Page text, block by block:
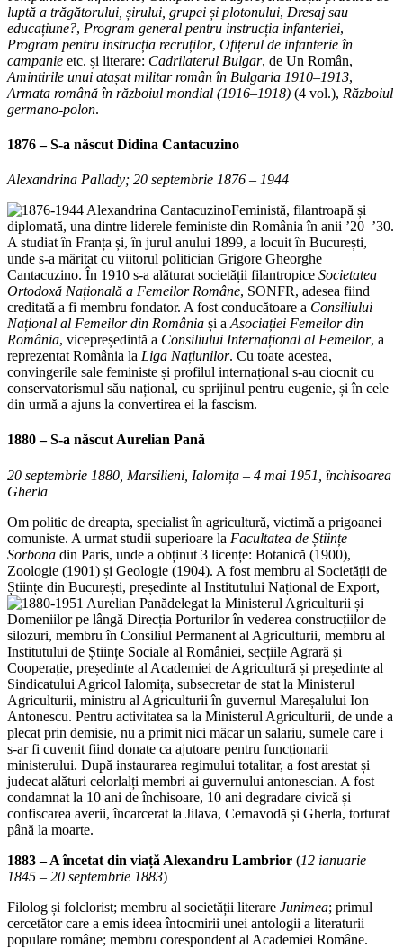
luptă a trăgătorului, șirului, grupei și plotonului, Dresaj sau
educațiune?, Program general pentru instrucția infanteriei,
Program pentru instrucția recruților, Ofițerul de infanterie în
campanie etc. și literare: Cadrilaterul Bulgar, de Un Român,
Amintirile unui atașat militar român în Bulgaria 1910–1913,
Armata română în războiul mondial (1916–1918) (4 vol.), Războiul
germano-polon.
1876 – S-a născut Didina Cantacuzino
Alexandrina Pallady; 20 septembrie 1876 – 1944
Feministă, filantroapă și
diplomată, una dintre liderele feministe din România în anii ’20–’30.
A studiat în Franța și, în jurul anului 1899, a locuit în București,
unde s-a măritat cu viitorul politician Grigore Gheorghe
Cantacuzino. În 1910 s-a alăturat societății filantropice Societatea
Ortodoxă Națională a Femeilor Române, SONFR, adesea fiind
creditată a fi membru fondator. A fost conducătoare a Consiliului
Național al Femeilor din România și a Asociației Femeilor din
România, vicepreședintă a Consiliului Internațional al Femeilor, a
reprezentat România la Liga Națiunilor. Cu toate acestea,
convingerile sale feministe și profilul internațional s-au ciocnit cu
conservatorismul său național, cu sprijinul pentru eugenie, și în cele
din urmă a ajuns la convertirea ei la fascism.
1880 – S-a născutAurelian Pană
20 septembrie 1880, Marsilieni, Ialomița – 4 mai 1951, închisoarea
Gherla
Om politic de dreapta, specialist în agricultură, victimă a prigoanei
comuniste. A urmat studii superioare la Facultatea de Științe
Sorbona din Paris, unde a obținut 3 licențe: Botanică (1900),
Zoologie (1901) și Geologie (1904). A fost membru al Societății de
Științe din București, președinte al Institutului Național de Export,
delegat la Ministerul Agriculturii și
Domeniilor pe lângă Direcția Porturilor în vederea construcțiilor de
silozuri, membru în Consiliul Permanent al Agriculturii, membru al
Institutului de Științe Sociale al României, secțiile Agrară și
Cooperație, președinte al Academiei de Agricultură și președinte al
Sindicatului Agricol Ialomița, subsecretar de stat la Ministerul
Agriculturii, ministru al Agriculturii în guvernul Mareșalului Ion
Antonescu. Pentru activitatea sa la Ministerul Agriculturii, de unde a
plecat prin demisie, nu a primit nici măcar un salariu, sumele care i
s-ar fi cuvenit fiind donate ca ajutoare pentru funcționarii
ministerului. După instaurarea regimului totalitar, a fost arestat și
judecat alături celorlalți membri ai guvernului antonescian. A fost
condamnat la 10 ani de închisoare, 10 ani degradare civică și
confiscarea averii, încarcerat la Jilava, Cernavodă și Gherla, torturat
până la moarte.
1883 – A încetat din viață Alexandru Lambrior (12 ianuarie
1845 – 20 septembrie 1883)
Filolog și folclorist; membru al societății literare Junimea; primul
cercetător care a emis ideea întocmirii unei antologii a literaturii
populare române; membru corespondent al Academiei Române.